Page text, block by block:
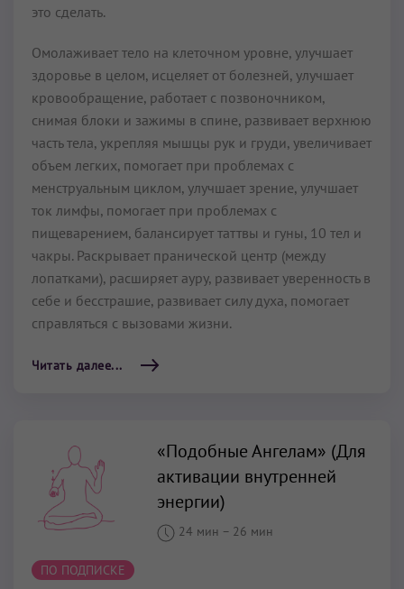
это сделать.
Омолаживает тело на клеточном уровне, улучшает
здоровье в целом, исцеляет от болезней, улучшает
кровообращение, работает с позвоночником,
снимая блоки и зажимы в спине, развивает верхнюю
часть тела, укрепляя мышцы рук и груди, увеличивает
объем легких, помогает при проблемах с
менструальным циклом, улучшает зрение, улучшает
ток лимфы, помогает при проблемах с
пищеварением, балансирует таттвы и гуны, 10 тел и
чакры. Раскрывает пранической центр (между
лопатками), расширяет ауру, развивает уверенность в
себе и бесстрашие, развивает силу духа, помогает
справляться с вызовами жизни.
Читать далее...
«Подобные Ангелам» (Для
активации внутренней
энергии)
24 мин – 26 мин
ПО ПОДПИСКЕ